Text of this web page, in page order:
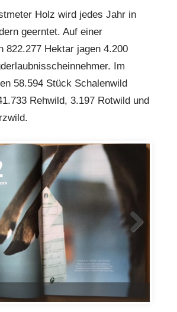
Holz wird jedes Jahr in
geerntet. Auf einer
822.277 Hektar jagen 4.200
Im
58.594 Stück Schalenwild
Rehwild, 3.197 Rotwild und